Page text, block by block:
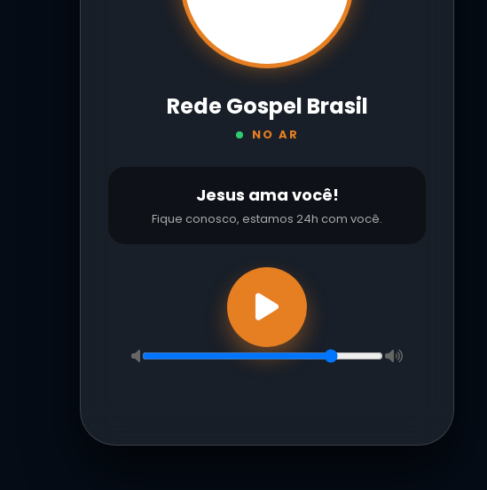
Rede Gospel Brasil
NO AR
Jesus ama você!
Fique conosco, estamos 24h com você.